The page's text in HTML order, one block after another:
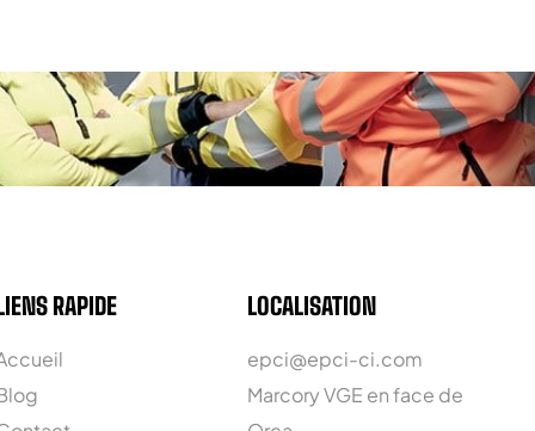
RAPIDE LOCALISATION
epci@epci-ci.com
Marcory VGE en face de